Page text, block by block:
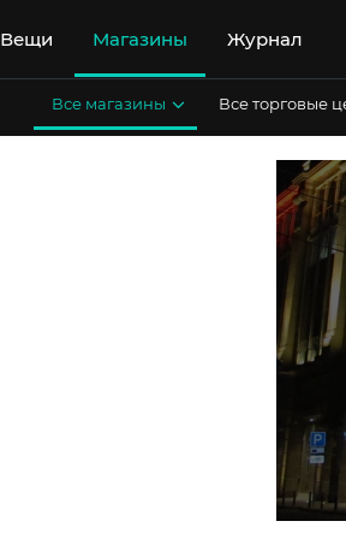
Вещи Магазины Журнал
Все магазины Все торговые